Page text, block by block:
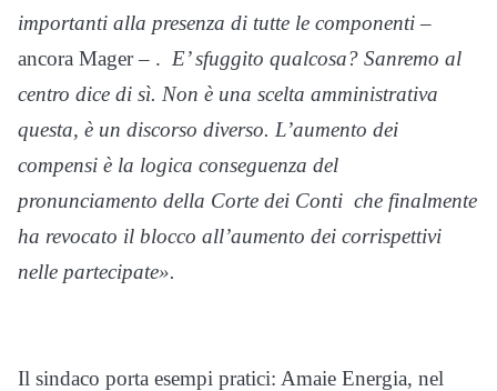
importanti alla presenza di tutte le componenti –
ancora Mager – . E’ sfuggito qualcosa? Sanremo al
centro dice di sì. Non è una scelta amministrativa
questa, è un discorso diverso. L’aumento dei
compensi è la logica conseguenza del
pronunciamento della Corte dei Conti che finalmente
ha revocato il blocco all’aumento dei corrispettivi
nelle partecipate».
Il sindaco porta esempi pratici: Amaie Energia, nel